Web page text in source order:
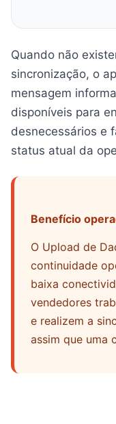
Quando não
sincronização, o
mensagem
disponíveis para
desnecessários e
status atual da
Benefício
O Upload de
continuidade
baixa
vendedores
e realizem a
assim que uma